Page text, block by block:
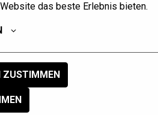
das beste Erlebnis bieten.
ZUSTIMMEN